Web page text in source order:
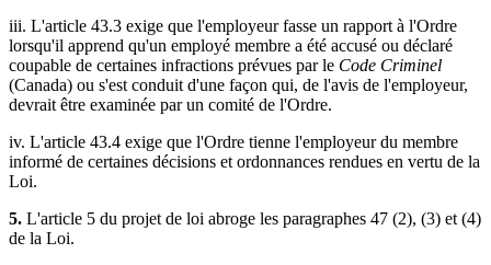
iii. L'article 43.3 exige que l'employeur fasse un rapport à l'Ordre
lorsqu'il apprend qu'un employé membre a été accusé ou déclaré
coupable de certaines infractions prévues par le Code Criminel
(Canada) ou s'est conduit d'une façon qui, de l'avis de l'employeur,
devrait être examinée par un comité de l'Ordre.
iv. L'article 43.4 exige que l'Ordre tienne l'employeur du membre
informé de certaines décisions et ordonnances rendues en vertu de la
Loi.
5. L'article 5 du projet de loi abroge les paragraphes 47 (2), (3) et (4)
de la Loi.